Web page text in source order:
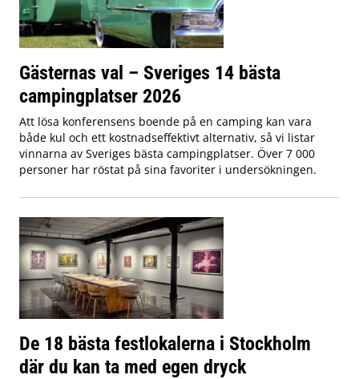
Gästernas val – Sveriges 14 bästa
campingplatser 2026
Att lösa konferensens boende på en camping kan vara
både kul och ett kostnadseffektivt alternativ, så vi listar
vinnarna av Sveriges bästa campingplatser. Över 7 000
personer har röstat på sina favoriter i undersökningen.
De 18 bästa festlokalerna i Stockholm
där du kan ta med egen dryck